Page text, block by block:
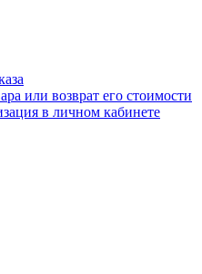
или возврат его стоимости
в личном кабинете